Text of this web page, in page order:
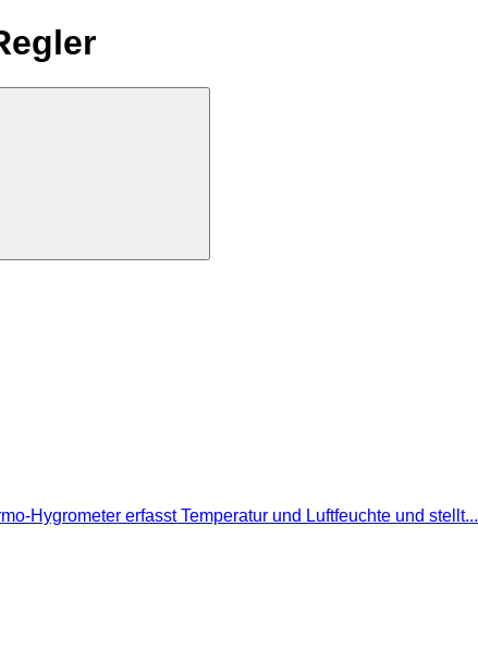
Hygrometer erfasst Temperatur und Luftfeuchte und stellt...